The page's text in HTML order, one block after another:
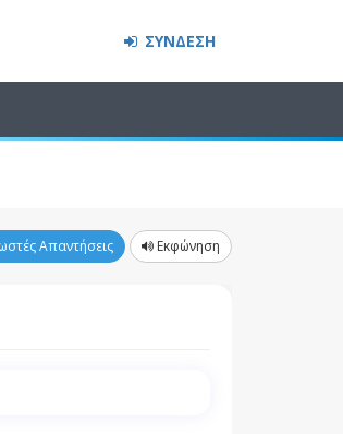
ΣΥΝΔΕΣΗ
Απαντήσεις Εκφώνηση